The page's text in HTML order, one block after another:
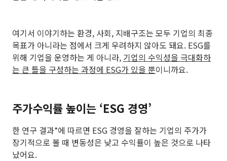
여기서 이야기하는 환경, 사회, 지배구조는 모두 기업의 최종
목표가 아니라는 점에서 크게 우려하지 않아도 돼요. ESG를
위해 기업을 운영하는 게 아니라, 기업의 수익성을 극대화하
는 큰 틀을 구성하는 과정에 ESG가 있을 뿐이니까요.
주가수익률 높이는 ‘ESG 경영’
한 연구 결과*에 따르면 ESG 경영을 잘하는 기업의 주가가
장기적으로 볼 때 변동성은 낮고 수익률이 높은 것으로 나타
났어요.